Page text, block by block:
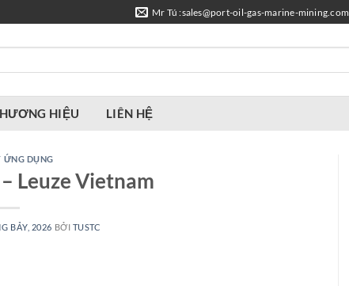
Mr Tú :sales@port-oil-gas-marine-mining.com
HIỆU LIÊN HỆ
ỨNG DỤNG
Leuze Vietnam
BẢY, 2026 BỞI TUSTC